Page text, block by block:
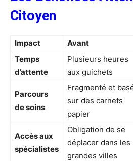
Citoyen
Impact Avant
Temps
d’attente
Plusieurs heures
aux guichets
Parcours
de soins
Fragmenté et
sur des carnets
papier
Accès aux
spécialistes
Obligation de se
déplacer dans les
grandes villes